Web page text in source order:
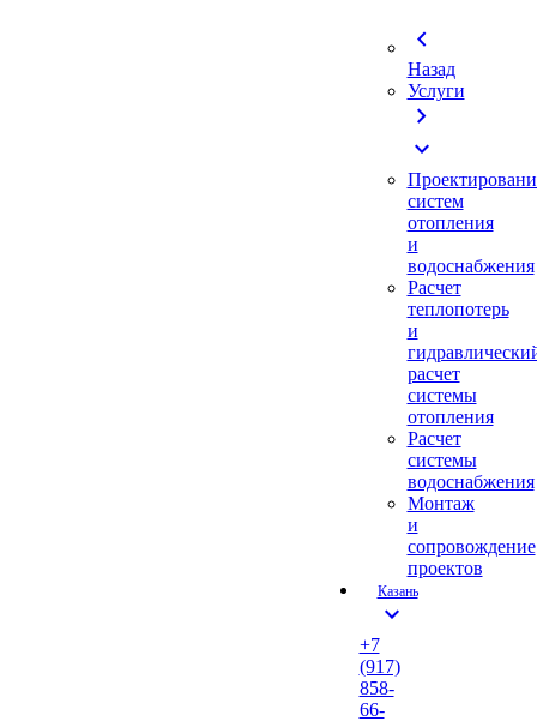
chevron_left
Назад
Услуги
chevron_right
expand_more
систем
отопления
и
водоснабжения
Расчет
теплопотерь
и
расчет
системы
отопления
Расчет
системы
водоснабжения
Монтаж
и
сопровождение
проектов
Казань
expand_more
+7
(917)
858-
66-